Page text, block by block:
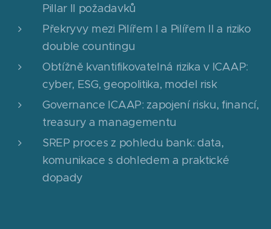
Pillar II požadavků
Překryvy mezi Pilířem I a Pilířem II a riziko
double countingu
Obtížně kvantifikovatelná rizika v ICAAP:
cyber, ESG, geopolitika, model risk
Governance ICAAP: zapojení risku, financí,
treasury a managementu
SREP proces z pohledu bank: data,
komunikace s dohledem a praktické
dopady